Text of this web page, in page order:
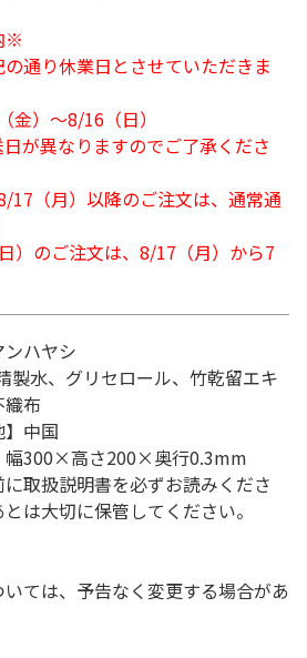
※
通り休業日とさせていただきま
金）～8/16（日）
が異なりますのでご了承くださ
17（月）以降のご注文は、通常通
）のご注文は、8/17（月）から7
ンハヤシ
製水、グリセロール、竹乾留エキ
布
】中国
幅300×高さ200×奥行0.3mm
に取扱説明書を必ずお読みくださ
は大切に保管してください。
いては、予告なく変更する場合があ